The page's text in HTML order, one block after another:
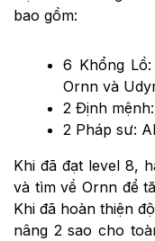
bao gồm:
6 Khổng
Ornn và
2 Định
2 Pháp sư:
Khi đã đạt level 8,
và tìm về Ornn để
Khi đã hoàn thiện
nâng 2 sao cho